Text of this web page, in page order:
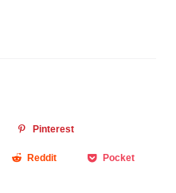
Pinterest
Reddit Pocket